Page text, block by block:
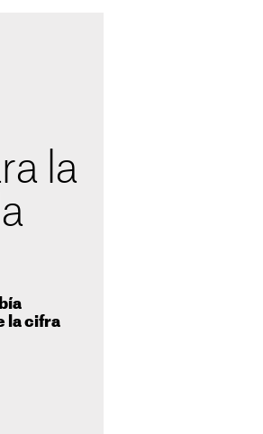
la
la cifra